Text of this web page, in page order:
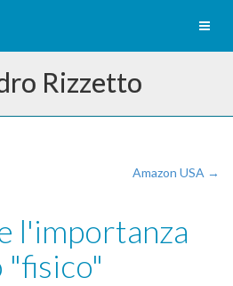
Rizzetto
Amazon USA →
l'importanza
"fisico"